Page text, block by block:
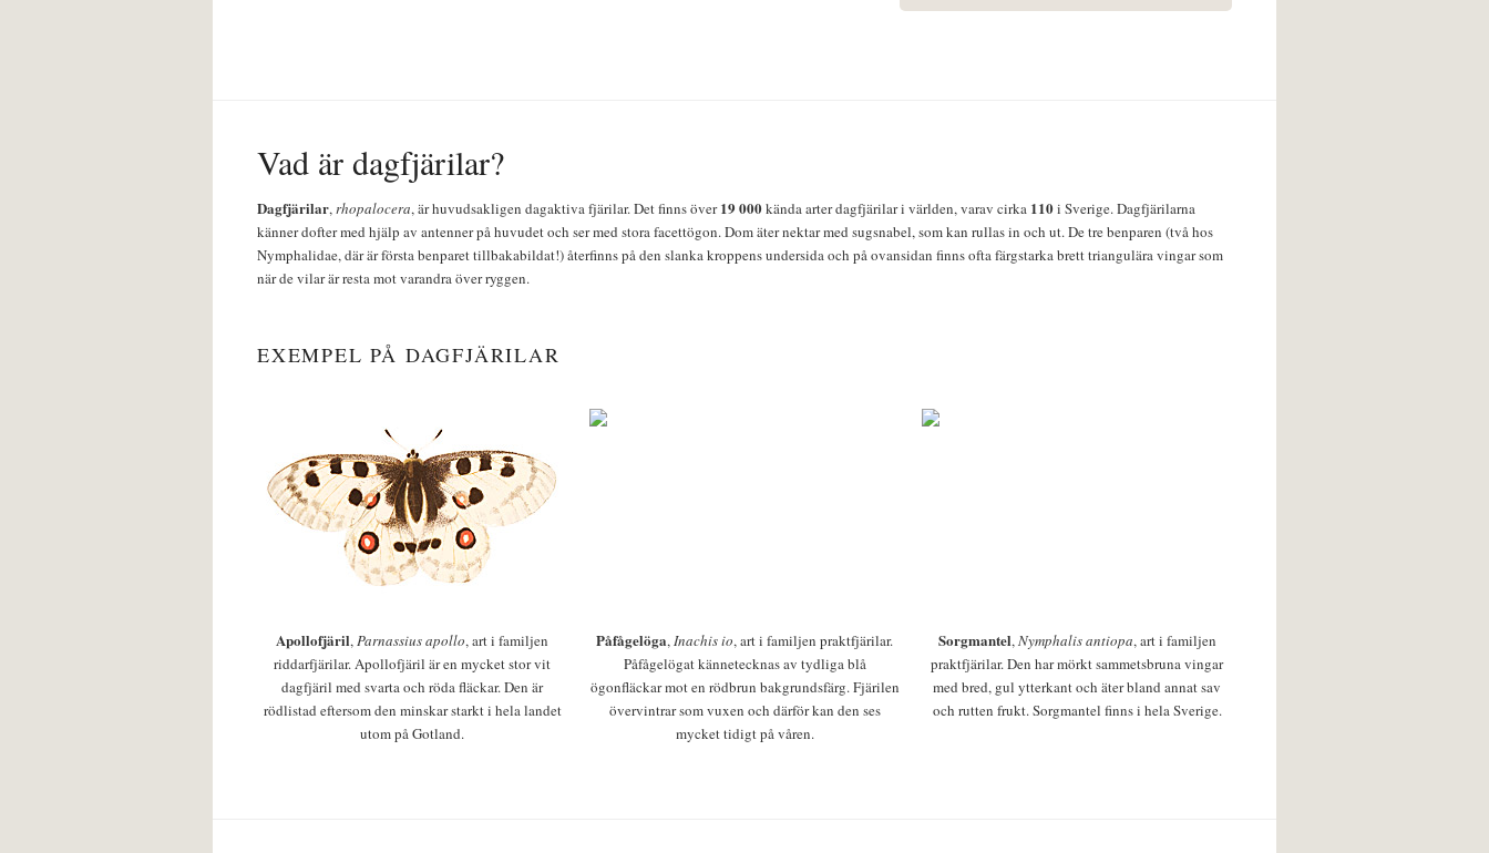
Vad är dagfjärilar?
Dagfjärilar,rhopalocera, är huvudsakligen dagaktiva fjärilar. Det finns över19 000kända arter dagfjärilar i världen, varav cirka 110i Sverige. Dagfjärilarna
känner dofter med hjälp av antenner på huvudet och ser med stora facettögon. Dom äter nektar med sugsnabel, som kan rullas in och ut. De tre benparen (två hos
Nymphalidae, där är första benparet tillbakabildat!) återfinns på den slanka kroppens undersida och på ovansidan finns ofta färgstarka brett triangulära vingar som
när de vilar är resta mot varandra över ryggen.
EXEMPEL PÅ DAGFJÄRILAR
Apollofjäril,Parnassius apollo, art i familjen
riddarfjärilar. Apollofjäril är en mycket stor vit
dagfjäril med svarta och röda fläckar. Den är
rödlistad eftersom den minskar starkt i hela landet
utom på Gotland.
Påfågelöga,Inachis io, art i familjen praktfjärilar.
Påfågelögat kännetecknas av tydliga blå
ögonfläckar mot en rödbrun bakgrundsfärg. Fjärilen
övervintrar som vuxen och därför kan den ses
mycket tidigt på våren.
Sorgmantel,Nymphalis antiopa, art i familjen
praktfjärilar. Den har mörkt sammetsbruna vingar
med bred, gul ytterkant och äter bland annat sav
och rutten frukt. Sorgmantel finns i hela Sverige.